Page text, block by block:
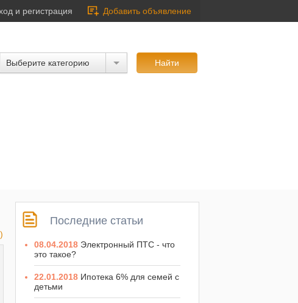
и регистрация Добавить объявление
Выберите категорию
)
Последние статьи
08.04.2018 Электронный ПТС - что
это такое?
22.01.2018 Ипотека 6% для семей с
детьми